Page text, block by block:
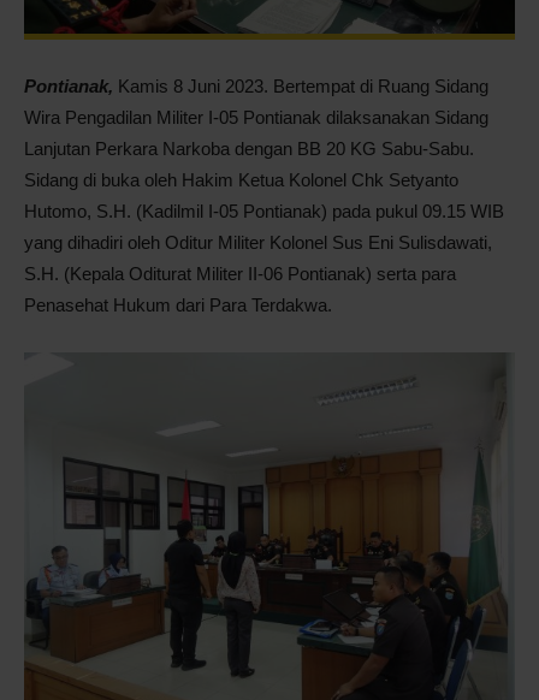
Pontianak, Kamis 8 Juni 2023. Bertempat di Ruang Sidang
Wira Pengadilan Militer I-05 Pontianak dilaksanakan Sidang
Lanjutan Perkara Narkoba dengan BB 20 KG Sabu-Sabu.
Sidang di buka oleh Hakim Ketua Kolonel Chk Setyanto
Hutomo, S.H. (Kadilmil I-05 Pontianak) pada pukul 09.15 WIB
yang dihadiri oleh Oditur Militer Kolonel Sus Eni Sulisdawati,
S.H. (Kepala Oditurat Militer II-06 Pontianak) serta para
Penasehat Hukum dari Para Terdakwa.